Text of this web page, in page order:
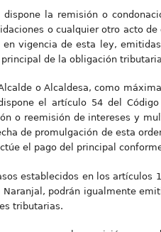
dispone la remisión o
o cualquier otro acto
en vigencia de esta ley,
de la obligación
o Alcaldesa, como
el artículo 54 del
o reemisión de intereses y
de promulgación de esta
el pago del principal
establecidos en los artículos
Naranjal, podrán igualmente
tributarias.